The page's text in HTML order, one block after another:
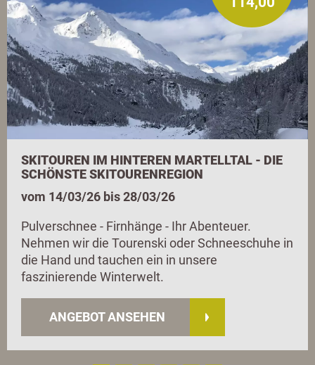
SKITOUREN IM HINTEREN MARTELLTAL - DIE
SCHÖNSTE SKITOURENREGION
vom 14/03/26 bis 28/03/26
Pulverschnee - Firnhänge - Ihr Abenteuer.
Nehmen wir die Tourenski oder Schneeschuhe in
die Hand und tauchen ein in unsere
faszinierende Winterwelt.
ANGEBOT ANSEHEN